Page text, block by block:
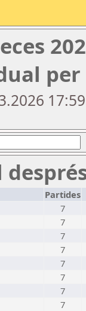
per
Partides
7
7
7
7
7
7
7
7